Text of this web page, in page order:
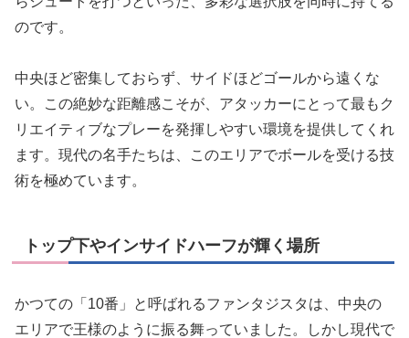
のです。
中央ほど密集しておらず、サイドほどゴールから遠くな
い。この絶妙な距離感こそが、アタッカーにとって最もク
リエイティブなプレーを発揮しやすい環境を提供してくれ
ます。現代の名手たちは、このエリアでボールを受ける技
術を極めています。
トップ下やインサイドハーフが輝く場所
かつての「10番」と呼ばれるファンタジスタは、中央の
エリアで王様のように振る舞っていました。しかし現代で